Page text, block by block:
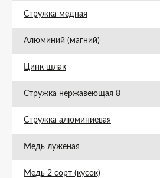
Стружка медная
Алюминий (магний)
Цинк шлак
Стружка нержавеющая 8
Стружка алюминиевая
Медь луженая
Медь 2 сорт (кусок)